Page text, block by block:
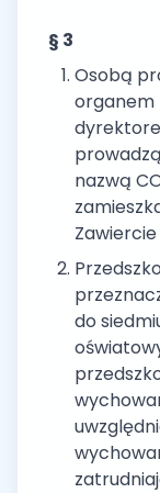
§ 3
Osobą
organem
nazwą
Zawiercie
do